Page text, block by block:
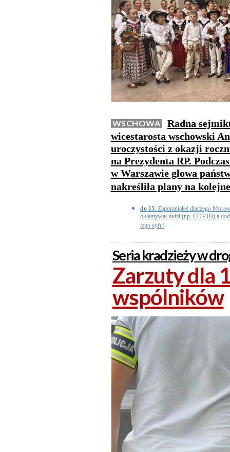
WSCHOWA
Radna
wicestarosta wschowski
uroczystości z okazji
na Prezydenta RP.
w Warszawie głowa
nakreśliła plany na
do 15: Zapomniałeś dlaczego
okłamywał ludzi (np. COVID) a
tego syfu!
Seria kradzieży w
Zarzuty dla
wspólników